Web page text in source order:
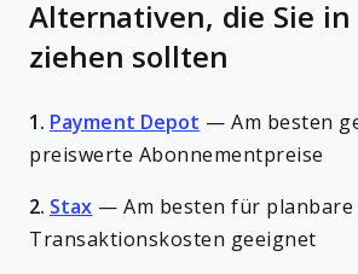
Alternativen, die Sie
ziehen sollten
1. Payment Depot —Am besten
preiswerte Abonnementpreise
2. Stax —Am besten für planbare
Transaktionskosten geeignet